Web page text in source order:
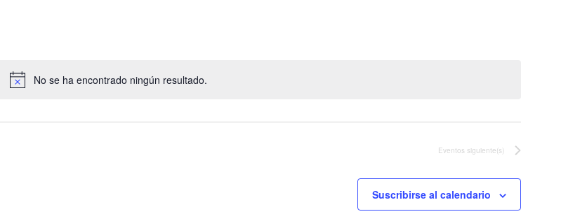
No se ha encontrado ningún resultado.
Eventos siguiente(s)
Suscribirse al calendario